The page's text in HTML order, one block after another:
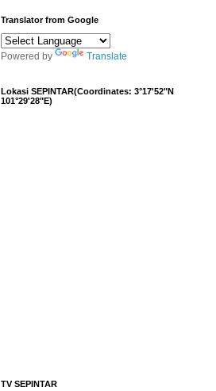
Translator from Google
Powered by Translate
Lokasi SEPINTAR(Coordinates: 3°17'52"N
101°29'28"E)
TV SEPINTAR